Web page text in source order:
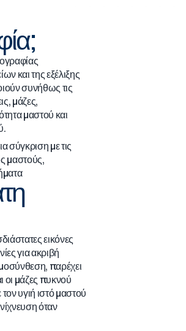
και της εξέλιξης
συνήθως τις
μάζες,
μαστού και
σύγκριση με τις
μαστούς,
εικόνες
για ακριβή
παρέχει
οι μάζες πυκνού
υγιή ιστό μαστού
όταν